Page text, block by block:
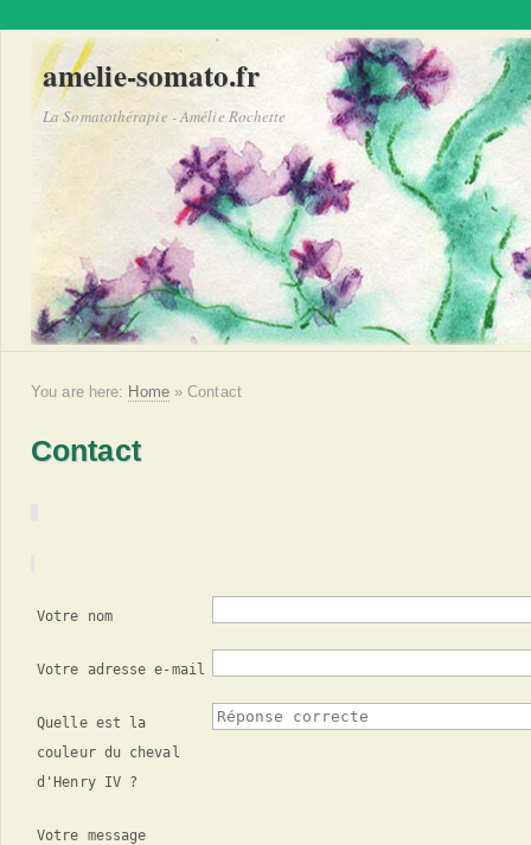
amelie-somato.fr
La Somatothérapie - Amélie Rochette
You are here: Home » Contact
Contact
Votre nom
Votre adresse e-mail
Quelle est la
couleur du cheval
d'Henry IV ?
Votre message